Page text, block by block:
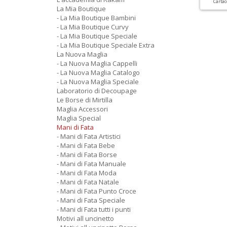
La Mia Boutique
- La Mia Boutique Bambini
- La Mia Boutique Curvy
- La Mia Boutique Speciale
- La Mia Boutique Speciale Extra
La Nuova Maglia
- La Nuova Maglia Cappelli
- La Nuova Maglia Catalogo
- La Nuova Maglia Speciale
Laboratorio di Decoupage
Le Borse di Mirtilla
Maglia Accessori
Maglia Special
Mani di Fata
- Mani di Fata Artistici
- Mani di Fata Bebe
- Mani di Fata Borse
- Mani di Fata Manuale
- Mani di Fata Moda
- Mani di Fata Natale
- Mani di Fata Punto Croce
- Mani di Fata Speciale
- Mani di Fata tutti i punti
Motivi all uncinetto